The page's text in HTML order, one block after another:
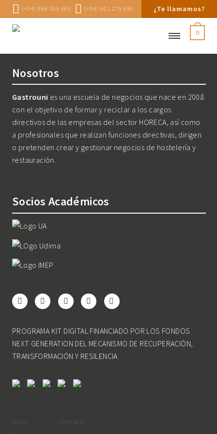
(+34) 966 305 665 (+34) 601 275 690 ¿Te llamamos?
0
Nosotros
Gastrouni es una escuela de negocios que nace en 2008
con el objetivo de formar y reciclar a los cargos
directivos de las empresas del sector HORECA, así como
a profesionales que realizan funciones directivas, dirigen
o pretenden crear y gestionar negocios de hostelería y
restauración.
Socios Académicos
PROGRAMA KIT DIGITAL FINANCIADO POR LOS FONDOS
NEXT GENERATION DEL MECANISMO DE RECUPERACIÓN,
TRANSFORMACIÓN Y RESILENCIA
Inicio
Contacto